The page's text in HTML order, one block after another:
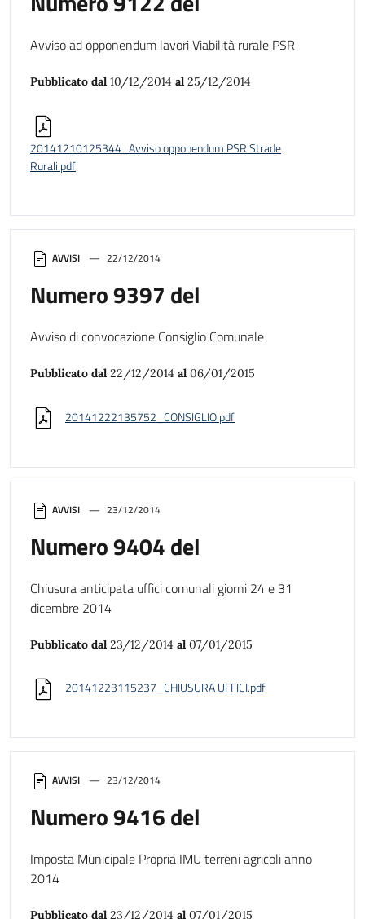
AVVISI 23/12/2014
Numero 9416 del
Imposta Municipale Propria IMU terreni agricoli anno
2014
Pubblicato dal 23/12/2014 al 07/01/2015
AVVISI 23/12/2014
Numero 9404 del
Chiusura anticipata uffici comunali giorni 24 e 31
dicembre 2014
Pubblicato dal 23/12/2014 al 07/01/2015
20141223115237_CHIUSURA UFFICI.pdf
AVVISI 22/12/2014
Numero 9397 del
Avviso di convocazione Consiglio Comunale
Pubblicato dal 22/12/2014 al 06/01/2015
20141222135752_CONSIGLIO.pdf
Avviso ad opponendum lavori Viabilità rurale PSR
Pubblicato dal 10/12/2014 al 25/12/2014
20141210125344_Avviso opponendum PSR Strade
Rurali.pdf